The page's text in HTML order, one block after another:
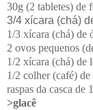
30g (2 tabletes) de
3/4 xícara (chá)
1/3 xícara (chá) de
2 ovos pequenos
1/2 xícara (chá) de
1/2 colher (café) de
raspas da casca de
>glacê